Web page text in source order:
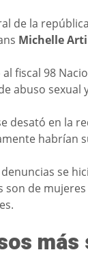
de la
Michelle
al fiscal 98
abuso sexual
desató en la
habrían
se
son de
más